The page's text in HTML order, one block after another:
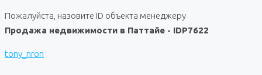
Пожалуйста, назовите ID объекта менеджеру
Продажа недвижимости в Паттайе - IDP7622
tony_nron